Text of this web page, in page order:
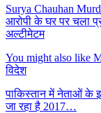
Surya Chauhan
आरोपी के घर पर चला
अल्टीमेटम
You might also like
विदेश
पाकिस्तान में नेताओं के
जा रहा है 2017…